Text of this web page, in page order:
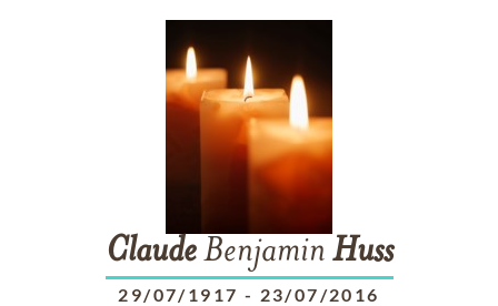
ClaudeBenjamin Huss
29/07/1917 - 23/07/2016